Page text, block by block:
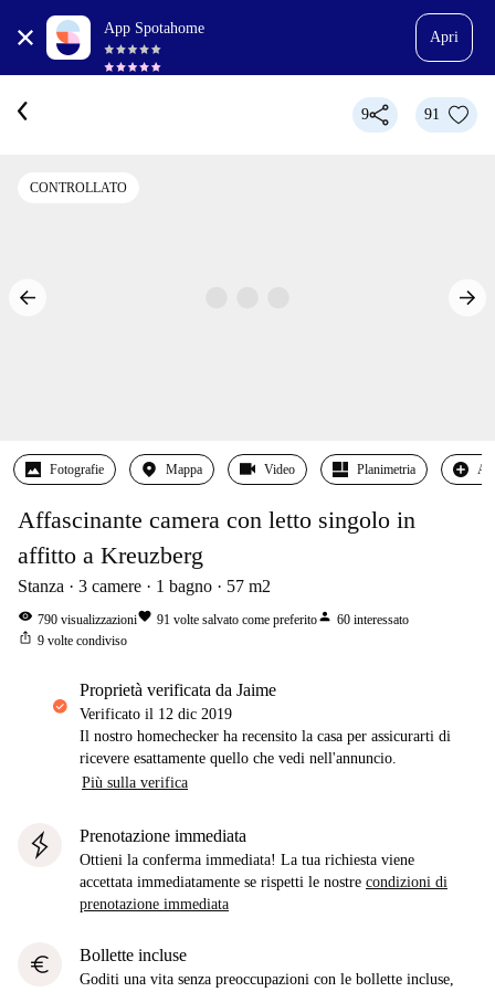
App Spotahome
Apri
9 91
CONTROLLATO
Fotografie Mappa Video Planimetria
Affascinante camera con letto singolo in
affitto a Kreuzberg
Stanza 3 camere 1 bagno 57 m2
visibility 790 visualizzazionifavorite 91 volte salvato come preferitoperson 60 interessato
ios_share 9 volte condiviso
proprietà verificata da Jaime
Verificato il 12 dic 2019
Il nostro homechecker ha recensito la casa per assicurarti di
ricevere esattamente quello che vedi nell'annuncio.
Più sulla verifica
Prenotazione immediata
Ottieni la conferma immediata! La tua richiesta viene
accettata immediatamente se rispetti le nostre condizioni di
prenotazione immediata
euro Bollette incluse
Goditi una vita senza preoccupazioni con le bollette incluse,